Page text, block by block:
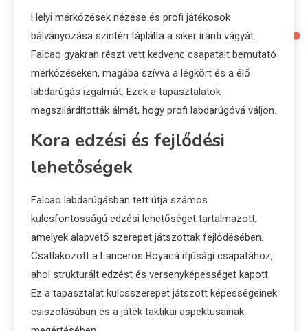
Helyi mérkőzések nézése és profi játékosok
bálványozása szintén táplálta a siker iránti vágyát.
Falcao gyakran részt vett kedvenc csapatait bemutató
mérkőzéseken, magába szívva a légkört és a élő
labdarúgás izgalmát. Ezek a tapasztalatok
megszilárdították álmát, hogy profi labdarúgóvá váljon.
Kora edzési és fejlődési
lehetőségek
Falcao labdarúgásban tett útja számos
kulcsfontosságú edzési lehetőséget tartalmazott,
amelyek alapvető szerepet játszottak fejlődésében.
Csatlakozott a Lanceros Boyacá ifjúsági csapatához,
ahol strukturált edzést és versenyképességet kapott.
Ez a tapasztalat kulcsszerepet játszott képességeinek
csiszolásában és a játék taktikai aspektusainak